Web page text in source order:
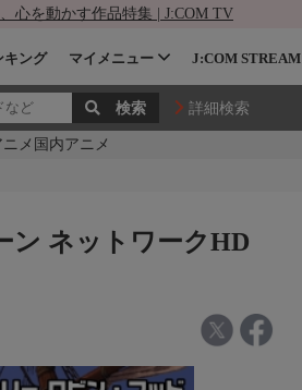
心を動かす作品特集 | J:COM TV
キング マイメニュー J:COM STREAM
詳細検索
メ国内アニメ
ン ネットワークHD